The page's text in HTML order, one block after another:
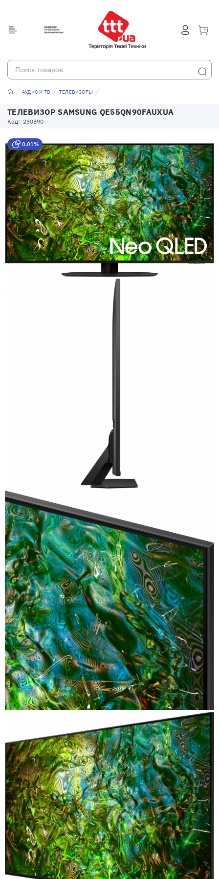
АУДИО И ТВ ТЕЛЕВИЗОРЫ
ТЕЛЕВИЗОР SAMSUNG QE55QN90FAUXUA
Код: 230890
0,01%